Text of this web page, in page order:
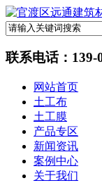
联系电话： 139-
网站首页
土工布
土工膜
产品专区
新闻资讯
案例中心
关于我们